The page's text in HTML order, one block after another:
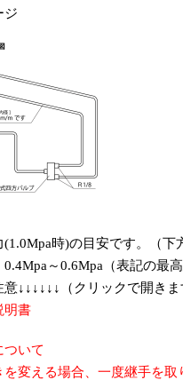
ジ
時)の目安です。（下
～0.6Mpa（表記の最
↓↓↓↓↓↓（クリックで開きま
明書
いて
変える場合、一度継手を